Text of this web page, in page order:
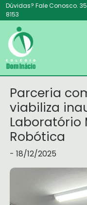
Dúvidas? Fale Conosco.
8153
Parceria
viabiliza
Laboratório
Robótica
- 18/12/2025